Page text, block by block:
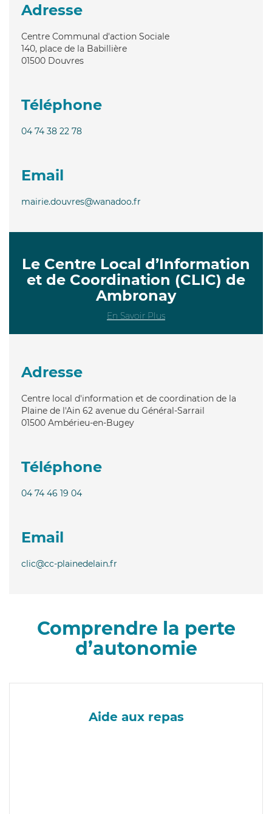
Adresse
Centre Communal d'action Sociale
140, place de la Babillière
01500 Douvres
Téléphone
04 74 38 22 78
Email
mairie.douvres@wanadoo.fr
Le Centre Local d’Information
et de Coordination (CLIC) de
Ambronay
En Savoir Plus
Adresse
Centre local d'information et de coordination de la
Plaine de l'Ain 62 avenue du Général-Sarrail
01500 Ambérieu-en-Bugey
Téléphone
04 74 46 19 04
Email
clic@cc-plainedelain.fr
Comprendre la perte
d’autonomie
Aide aux repas